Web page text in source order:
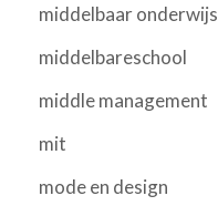
middelbaar onderwijs
middelbareschool
middle management
mit
mode en design